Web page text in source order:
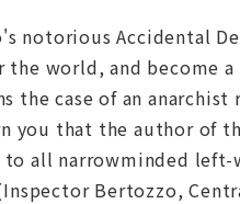
Accidental
world, and become
case of an
you that the author of
all narrowminded left-
Bertozzo,